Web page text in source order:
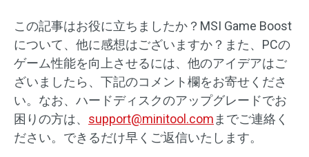
この記事はお役に立ちましたか？MSI Game Boost
について、他に感想はございますか？また、PCの
ゲーム性能を向上させるには、他のアイデアはご
ざいましたら、下記のコメント欄をお寄せくださ
い。なお、ハードディスクのアップグレードでお
困りの方は、 support@minitool.com までご連絡く
ださい。できるだけ早くご返信いたします。